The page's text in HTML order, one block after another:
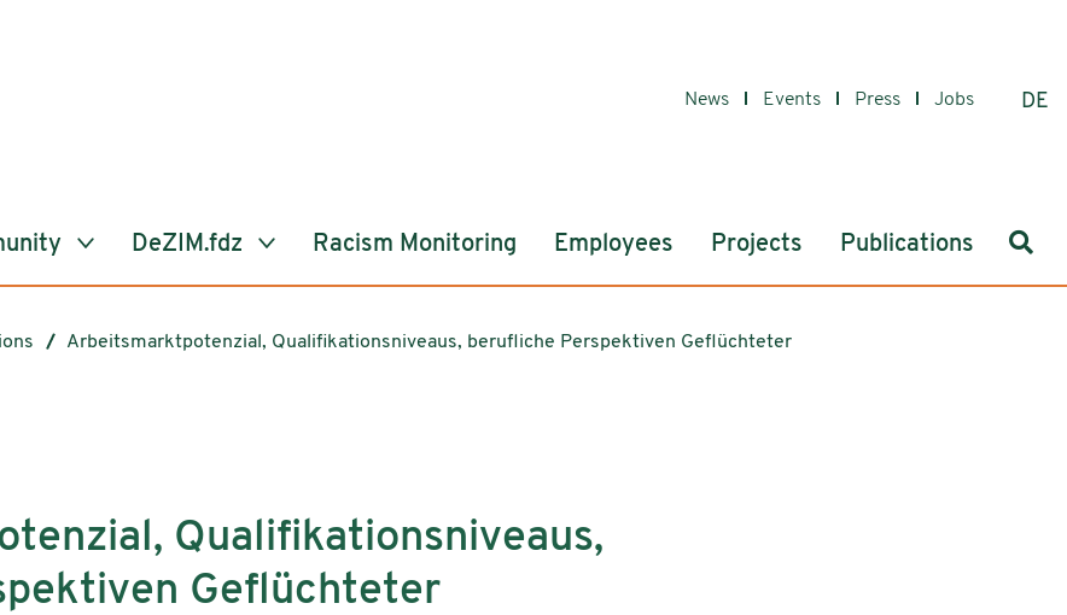
News Events Press Jobs DE
DeZIM.fdz Racism Monitoring Employees Projects Publications
Arbeitsmarktpotenzial, Qualifikationsniveaus, berufliche Perspektiven Geflüchteter
Qualifikationsniveaus,
Geflüchteter